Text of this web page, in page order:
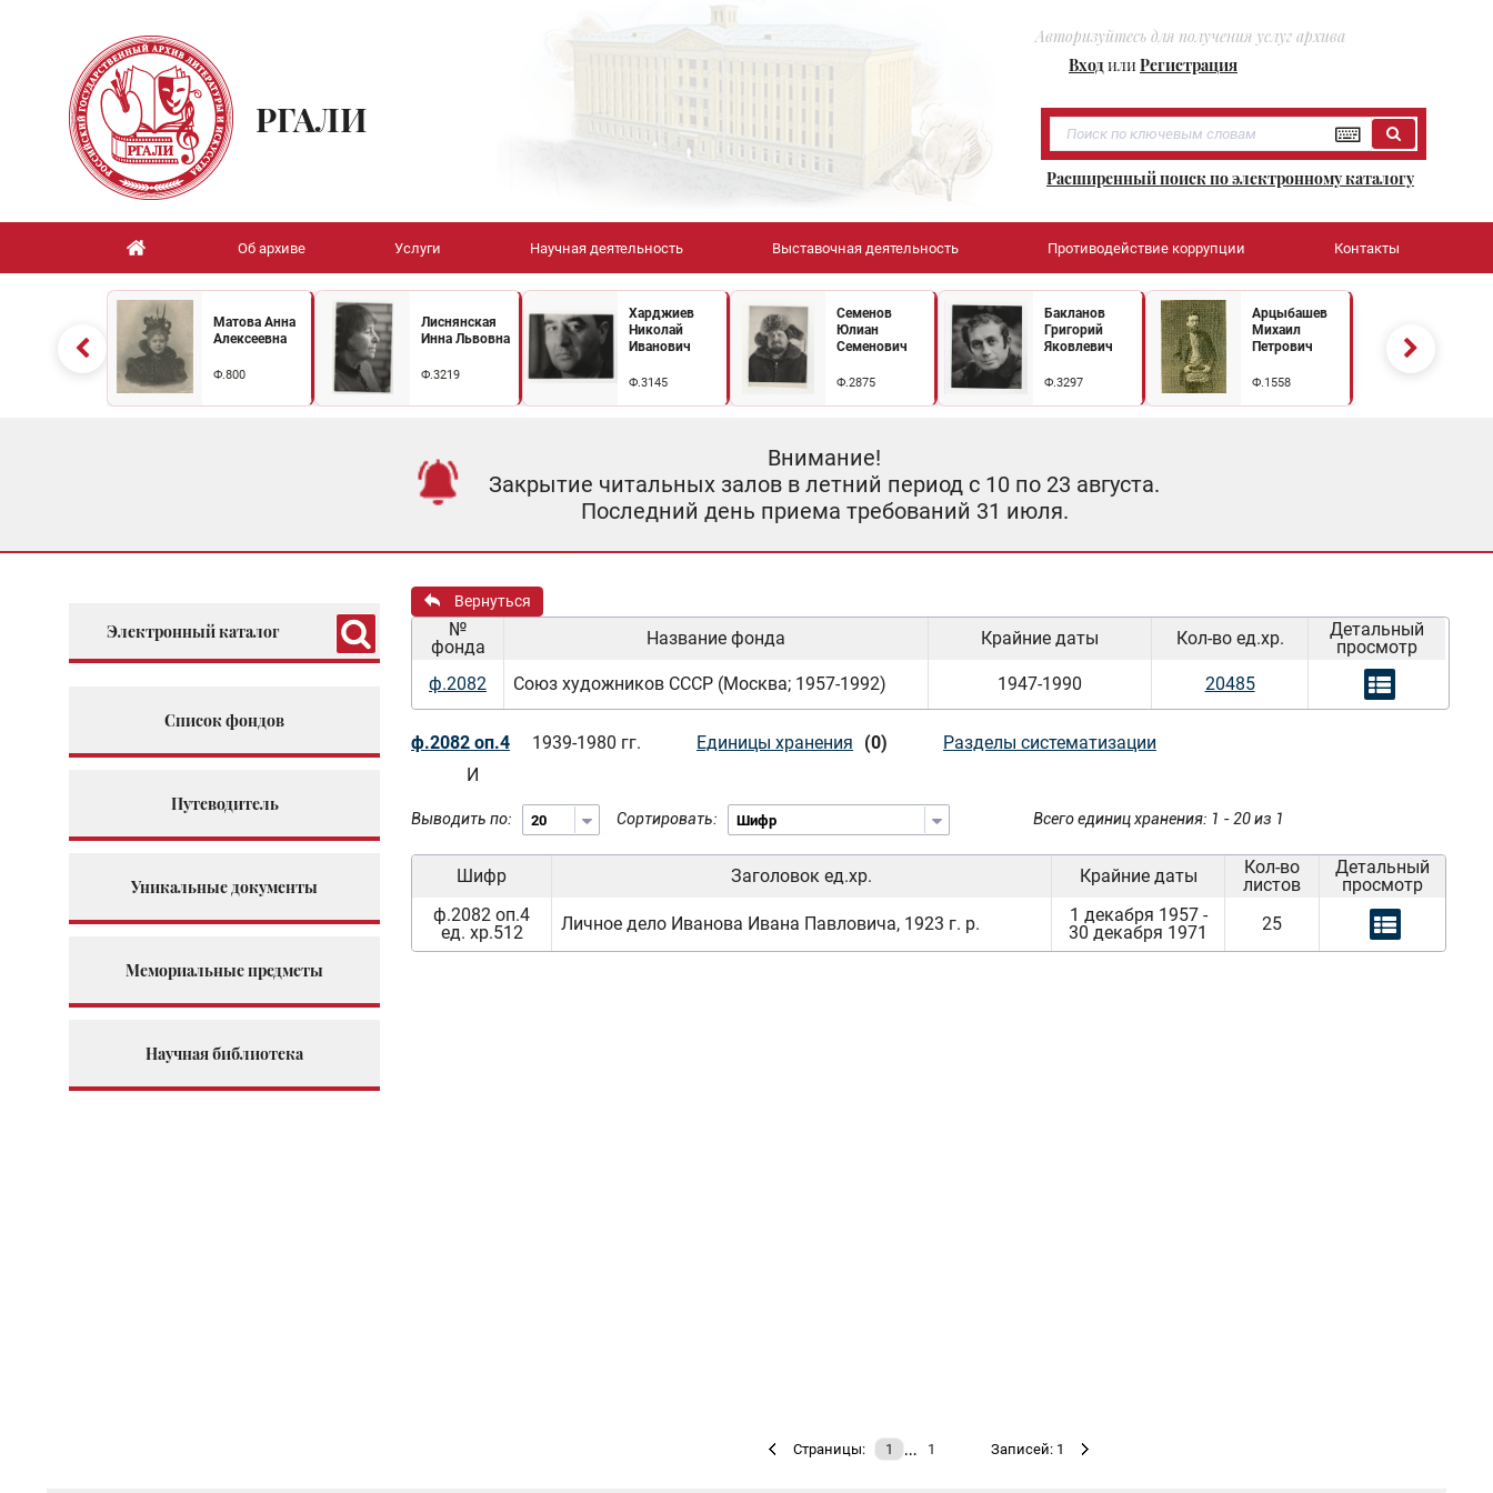
Авторизуйтесь для получения услуг архива
ВходилиРегистрация
РГАЛИ
Расширенный поиск по электронному каталогу
Об архиве Услуги Научная деятельность Выставочная деятельность Противодействие коррупции Контакты
Матова Анна
Алексеевна
Ф.800
Лиснянская
Инна Львовна
Ф.3219
Харджиев
Николай
Иванович
Ф.3145
Семенов
Юлиан
Семенович
Ф.2875
Бакланов
Григорий
Яковлевич
Ф.3297
Арцыбашев
Михаил
Петрович
Ф.1558
Внимание!
Закрытие читальных залов в летний период с 10 по 23 августа.
Последний день приема требований 31 июля.
Электронный каталог
Список фондов
Путеводитель
Уникальные документы
Мемориальные предметы
Научная библиотека
Вернуться
№
фонда
Название фонда Крайние даты Кол-во ед.хр.
Детальный
просмотр
ф.2082
Союз художников СССР (Москва; 1957-1992) 1947-1990 20485
ф.2082 оп.4 1939-1980 гг. Единицы хранения (0)
Разделы систематизации
И
Выводить по: Сортировать: Всего единиц хранения: 1 - 20 из 1
Шифр Заголовок ед.хр. Крайние даты
Кол-во
листов
Детальный
просмотр
ф.2082 оп.4
ед. хр.512
Личное дело Иванова Ивана Павловича, 1923 г. р.
1 декабря 1957 -
30 декабря 1971
25
Страницы: 1 … 1 Записей: 1